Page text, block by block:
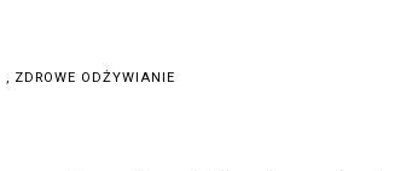
, ZDROWE ODŻYWIANIE